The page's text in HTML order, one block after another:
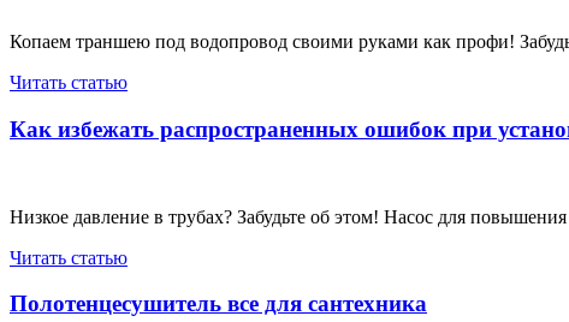
Копаем траншею под водопровод своими руками как профи!
Читать статью
Как избежать распространенных ошибок при
Низкое давление в трубах? Забудьте об этом! Насос для
Читать статью
Полотенцесушитель все для сантехника